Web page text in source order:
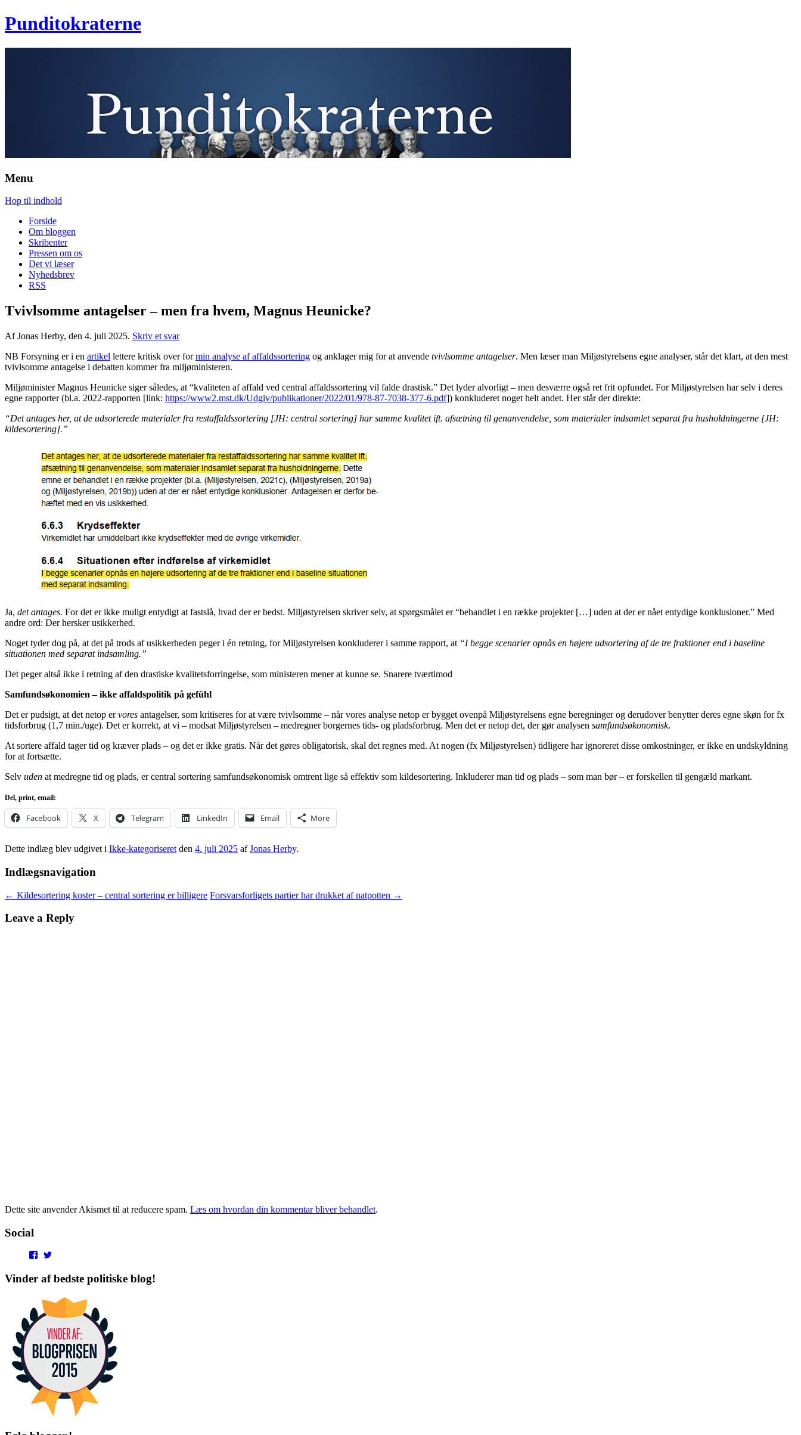
Punditokraterne
Menu
Hop til indhold
Forside
Om bloggen
Skribenter
Pressen om os
Det vi læser
Nyhedsbrev
RSS
Tvivlsomme antagelser – men fra hvem, Magnus Heunicke?
Af Jonas Herby, den 4. juli 2025. Skriv et svar
NB Forsyning er i en artikel lettere kritisk over formin analyse af affaldssortering og anklager mig for at anvende tvivlsomme antagelser. Men læser man Miljøstyrelsens egne analyser, står det klart, at den mest
tvivlsomme antagelse i debatten kommer fra miljøministeren.
Miljøminister Magnus Heunicke siger således, at “kvaliteten af affald ved central affaldssortering vil falde drastisk.” Det lyder alvorligt – men desværre også ret frit opfundet. For Miljøstyrelsen har selv i deres
egne rapporter (bl.a. 2022-rapporten [link: https://www2.mst.dk/Udgiv/publikationer/2022/01/978-87-7038-377-6.pdf]) konkluderet noget helt andet. Her står der direkte:
“Det antages her, at de udsorterede materialer fra restaffaldssortering [JH: central sortering] har samme kvalitet ift. afsætning til genanvendelse, som materialer indsamlet separat fra husholdningerne [JH:
kildesortering].”
Ja, det antages. For det er ikke muligt entydigt at fastslå, hvad der er bedst. Miljøstyrelsen skriver selv, at spørgsmålet er “behandlet i en række projekter […] uden at der er nået entydige konklusioner.” Med
andre ord: Der hersker usikkerhed.
Noget tyder dog på, at det på trods af usikkerheden peger i én retning, for Miljøstyrelsen konkluderer i samme rapport, at “I begge scenarier opnås en højere udsortering af de tre fraktioner end i baseline
situationen med separat indsamling.”
Det peger altså ikke i retning af den drastiske kvalitetsforringelse, som ministeren mener at kunne se. Snarere tværtimod
Samfundsøkonomien – ikke affaldspolitik på gefühl
Det er pudsigt, at det netop ervores antagelser, som kritiseres for at være tvivlsomme – når vores analyse netop er bygget ovenpå Miljøstyrelsens egne beregninger og derudover benytter deres egne skøn for fx
tidsforbrug (1,7 min./uge). Det er korrekt, at vi – modsat Miljøstyrelsen – medregner borgernes tids- og pladsforbrug. Men det er netop det, der gør analysen samfundsøkonomisk.
At sortere affald tager tid og kræver plads – og det er ikke gratis. Når det gøres obligatorisk, skal det regnes med. At nogen (fx Miljøstyrelsen) tidligere har ignoreret disse omkostninger, er ikke en undskyldning
for at fortsætte.
Selv uden at medregne tid og plads, er central sortering samfundsøkonomisk omtrent lige så effektiv som kildesortering. Inkluderer man tid og plads – som man bør – er forskellen til gengæld markant.
Del, print, email:
Facebook X Telegram LinkedIn Email More
Dette indlæg blev udgivet i Ikke-kategoriseret den 4. juli 2025 afJonas Herby.
Indlægsnavigation
← Kildesortering koster – central sortering er billigere Forsvarsforligets partier har drukket af natpotten →
Leave a Reply
Dette site anvender Akismet til at reducere spam. Læs om hvordan din kommentar bliver behandlet.
Social
View
profile
on
profile
on
Vinder af bedste politiske blog!